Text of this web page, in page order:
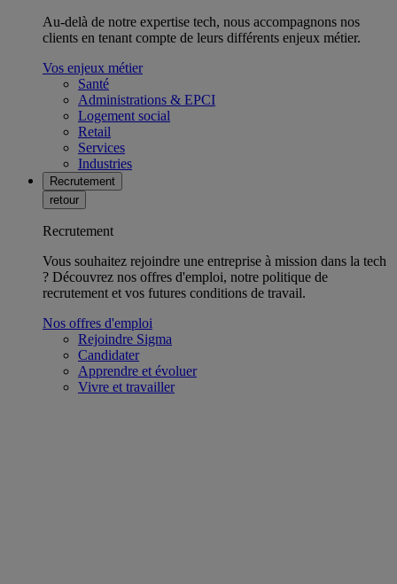
Au-delà de notre expertise tech, nous accompagnons nos
clients en tenant compte de leurs différents enjeux métier.
Vos enjeux métier
Santé
Administrations & EPCI
Logement social
Retail
Services
Industries
Recrutement
retour
Recrutement
Vous souhaitez rejoindre une entreprise à mission dans la tech
? Découvrez nos offres d'emploi, notre politique de
recrutement et vos futures conditions de travail.
Nos offres d'emploi
Rejoindre Sigma
Candidater
Apprendre et évoluer
Vivre et travailler